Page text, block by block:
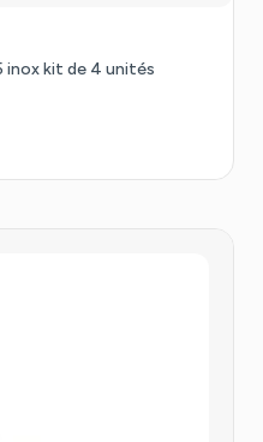
inox kit de 4 unités